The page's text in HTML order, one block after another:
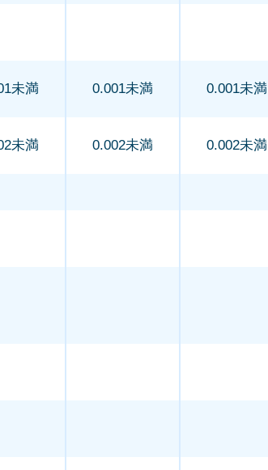
未満 0.001未満 0.001未満
未満 0.002未満 0.002未満